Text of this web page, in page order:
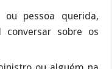
pessoa querida,
sobre os